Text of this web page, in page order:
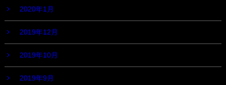
2020年1月
2019年12月
2019年10月
2019年9月